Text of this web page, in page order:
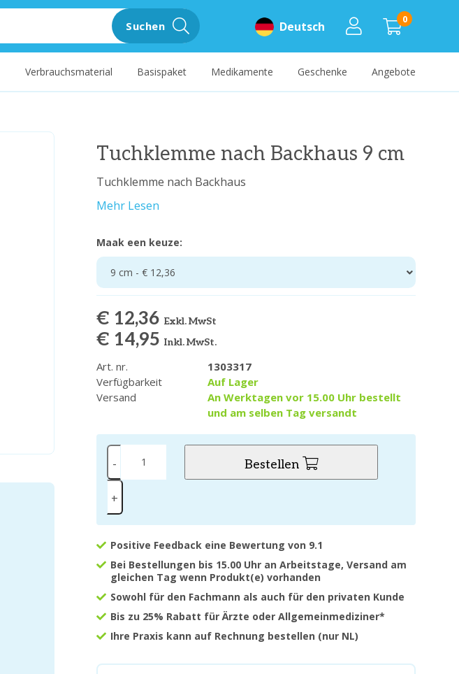
0
Deutsch
Suchen
Verbrauchsmaterial Basispaket Medikamente Geschenke Angebote
Tuchklemme nach Backhaus 9 cm
Tuchklemme nach Backhaus
Mehr Lesen
Maak een keuze:
9 cm - € 12,36
€ 12,36 Exkl. MwSt
€ 14,95Inkl. MwSt.
Art. nr.
1303317
Verfügbarkeit
Auf Lager
Versand
An Werktagen vor 15.00 Uhr bestellt
und am selben Tag versandt
-
+
Bestellen
Positive Feedback eine Bewertung von 9.1
Bei Bestellungen bis 15.00 Uhr an Arbeitstage, Versand am
gleichen Tag wenn Produkt(e) vorhanden
Sowohl für den Fachmann als auch für den privaten Kunde
Bis zu 25% Rabatt für Ärzte oder Allgemeinmediziner*
Ihre Praxis kann auf Rechnung bestellen (nur NL)